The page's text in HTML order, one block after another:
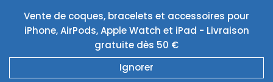
contenu
Vente de coques, bracelets et accessoires pour
iPhone, AirPods, Apple Watch et iPad - Livraison
gratuite dès 50 €
Ignorer